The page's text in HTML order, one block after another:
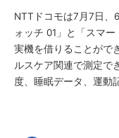
NTTドコモは7月7日、
ォッチ 01」と「スマ
実機を借りることがで
ルスケア関連で測定で
度、睡眠データ、運動